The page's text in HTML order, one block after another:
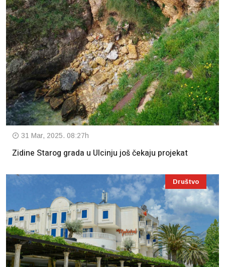
31 Mar, 2025. 08:27h
Zidine Starog grada u Ulcinju još čekaju projekat
Društvo